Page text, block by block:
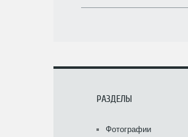
РАЗДЕЛЫ
Фотографии